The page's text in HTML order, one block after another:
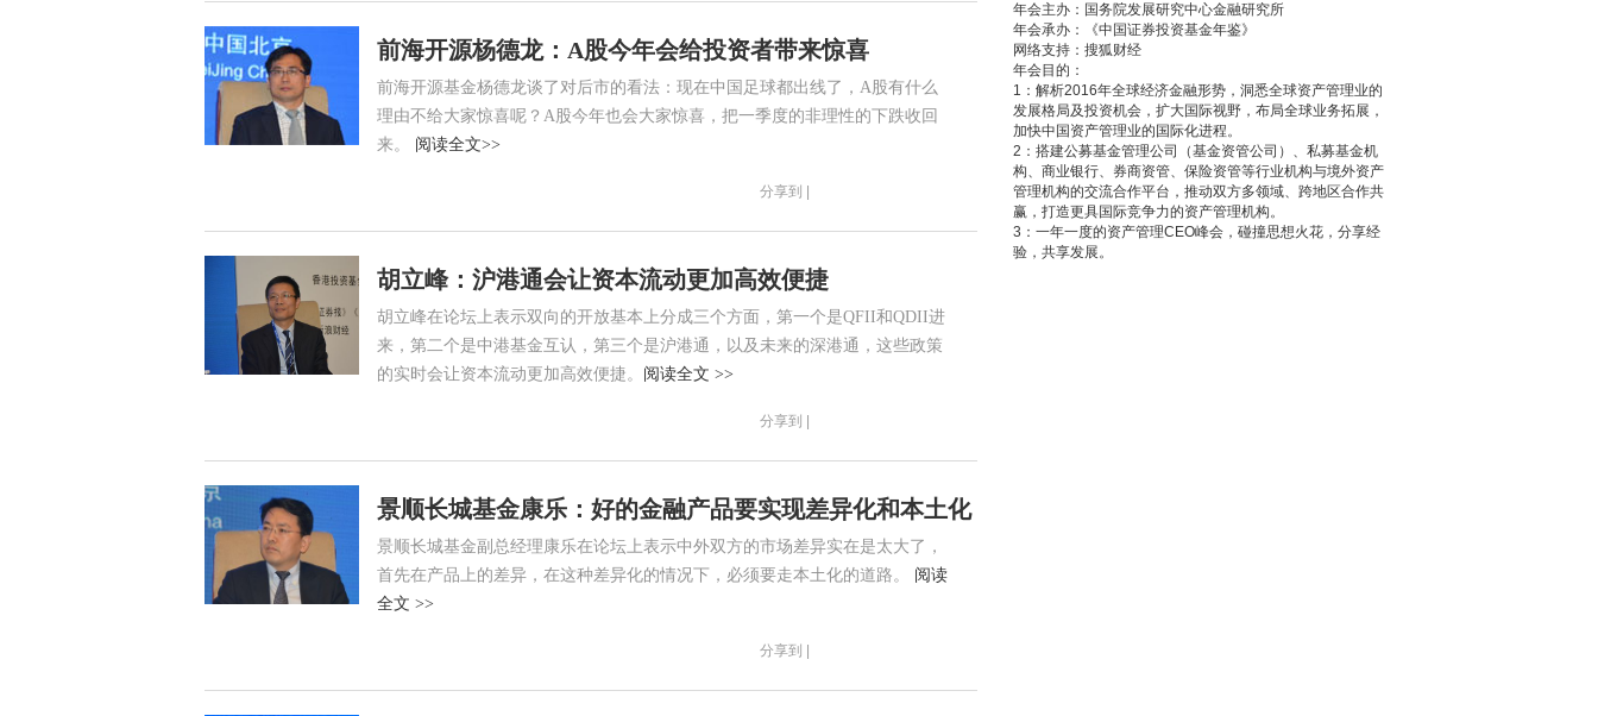
前海开源杨德龙：A股今年会给投资者带来惊喜
前海开源基金杨德龙谈了对后市的看法：现在中国足球都出线了，A股有什么
理由不给大家惊喜呢？A股今年也会大家惊喜，把一季度的非理性的下跌收回
来。 阅读全文>>
分享到 |
胡立峰：沪港通会让资本流动更加高效便捷
胡立峰在论坛上表示双向的开放基本上分成三个方面，第一个是QFII和QDII进
来，第二个是中港基金互认，第三个是沪港通，以及未来的深港通，这些政策
的实时会让资本流动更加高效便捷。 阅读全文 >>
分享到 |
景顺长城基金康乐：好的金融产品要实现差异化和本土化
景顺长城基金副总经理康乐在论坛上表示中外双方的市场差异实在是太大了，
首先在产品上的差异，在这种差异化的情况下，必须要走本土化的道路。 阅读
全文 >>
分享到 |
年会主办：国务院发展研究中心金融研究所
年会承办：《中国证券投资基金年鉴》
网络支持：搜狐财经
年会目的：
1：解析2016年全球经济金融形势，洞悉全球资产管理业的
发展格局及投资机会，扩大国际视野，布局全球业务拓展，
加快中国资产管理业的国际化进程。
2：搭建公募基金管理公司（基金资管公司）、私募基金机
构、商业银行、券商资管、保险资管等行业机构与境外资产
管理机构的交流合作平台，推动双方多领域、跨地区合作共
赢，打造更具国际竞争力的资产管理机构。
3：一年一度的资产管理CEO峰会，碰撞思想火花，分享经
验，共享发展。